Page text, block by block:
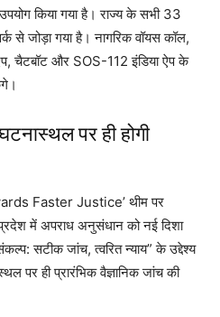
किया गया है। राज्य के सभी 33
से जोड़ा गया है। नागरिक वॉयस कॉल,
चैटबॉट और SOS-112 इंडिया ऐप के
पर ही होगी
Faster Justice’ थीम पर
में अपराध अनुसंधान को नई दिशा
सटीक जांच, त्वरित न्याय” के उद्देश्य
पर ही प्रारंभिक वैज्ञानिक जांच की